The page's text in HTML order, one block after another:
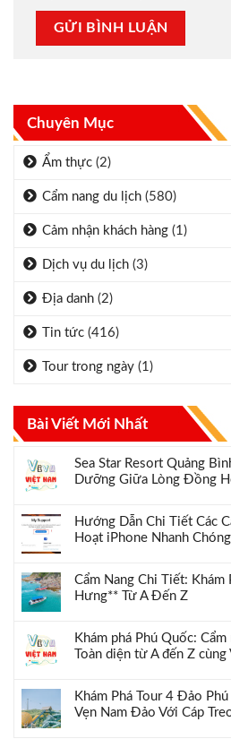
Chuyên Mục
Ẩm thực (2)
Cẩm nang du lịch (580)
Cảm nhận khách hàng (1)
Dịch vụ du lịch (3)
Địa danh (2)
Tin tức (416)
Tour trong ngày (1)
Bài Viết Mới Nhất
Sea Star Resort Quảng
Dưỡng Giữa Lòng Đồng
Hướng Dẫn Chi Tiết Các
Hoạt iPhone Nhanh
Cẩm Nang Chi Tiết:
Hưng** Từ A Đến Z
Khám phá Phú Quốc:
Toàn diện từ A đến Z
Khám Phá Tour 4 Đảo
Vẹn Nam Đảo Với Cáp